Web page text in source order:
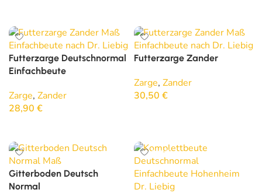
Futterzarge Deutschnormal
Einfachbeute
Zarge, Zander
28,90 €
Futterzarge Zander
Zarge, Zander
30,50 €
Gitterboden Deutsch
Normal
SOLD OUT